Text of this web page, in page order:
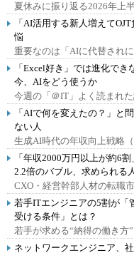
夏休みに振り返る2026年上
「AI活用する新人増えて
悩
重要なのは「AIに代替され
「Excel好き」では進化で
今、AIをどう使うか
今週の「＠IT」よく読まれた
「AIで何を変えたの？」と
ない人
生成AI時代の年収向上戦略（
「年収2000万円以上が約6
2.2倍のバブル、求められる
CXO・経営幹部人材の転職
若手ITエンジニアの5割が
受ける条件」とは？
若手が求める“納得の働き方”
ネットワークエンジニア、